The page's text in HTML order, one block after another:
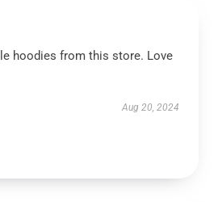
hoodies from this store. Love
Aug 20, 2024